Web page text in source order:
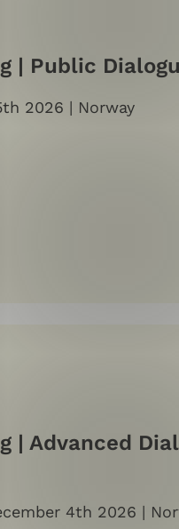
| Public
2026 | Norway
| Advanced
4th 2026 |